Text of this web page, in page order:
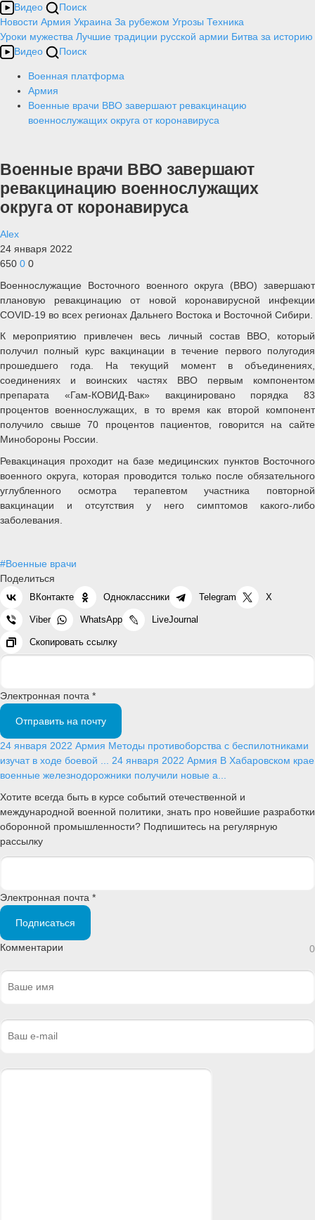
Видео
Поиск
Новости Армия Украина За рубежом Угрозы Техника
Уроки мужества Лучшие традиции русской армии Битва за историю
Видео
Поиск
Военная платформа
Армия
Военные врачи ВВО завершают ревакцинацию
военнослужащих округа от коронавируса
Военные врачи ВВО завершают
ревакцинацию военнослужащих
округа от коронавируса
Alex
24 января 2022
650 0 0
Военнослужащие Восточного военного округа (ВВО) завершают
плановую ревакцинацию от новой коронавирусной инфекции
COVID-19 во всех регионах Дальнего Востока и Восточной Сибири.
К мероприятию привлечен весь личный состав ВВО, который
получил полный курс вакцинации в течение первого полугодия
прошедшего года. На текущий момент в объединениях,
соединениях и воинских частях ВВО первым компонентом
препарата «Гам-КОВИД-Вак» вакцинировано порядка 83
процентов военнослужащих, в то время как второй компонент
получило свыше 70 процентов пациентов, говорится на сайте
Минобороны России.
Ревакцинация проходит на базе медицинских пунктов Восточного
военного округа, которая проводится только после обязательного
углубленного осмотра терапевтом участника повторной
вакцинации и отсутствия у него симптомов какого-либо
заболевания.
#Военные врачи
Поделиться
ВКонтакте Одноклассники Telegram X
Viber WhatsApp LiveJournal
Скопировать ссылку
Электронная почта *
Отправить на почту
24 января 2022 Армия Методы противоборства с беспилотниками
изучат в ходе боевой ... 24 января 2022 Армия В Хабаровском крае
военные железнодорожники получили новые а...
Хотите всегда быть в курсе событий отечественной и
международной военной политики, знать про новейшие разработки
оборонной промышленности? Подпишитесь на регулярную
рассылку
Электронная почта *
Подписаться
Комментарии 0